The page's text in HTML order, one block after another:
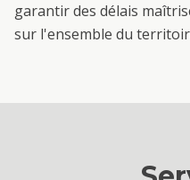
garantir des délais
sur l'ensemble du